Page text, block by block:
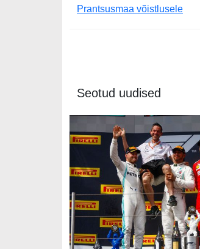
Prantsusmaa võistlusele
Seotud uudised